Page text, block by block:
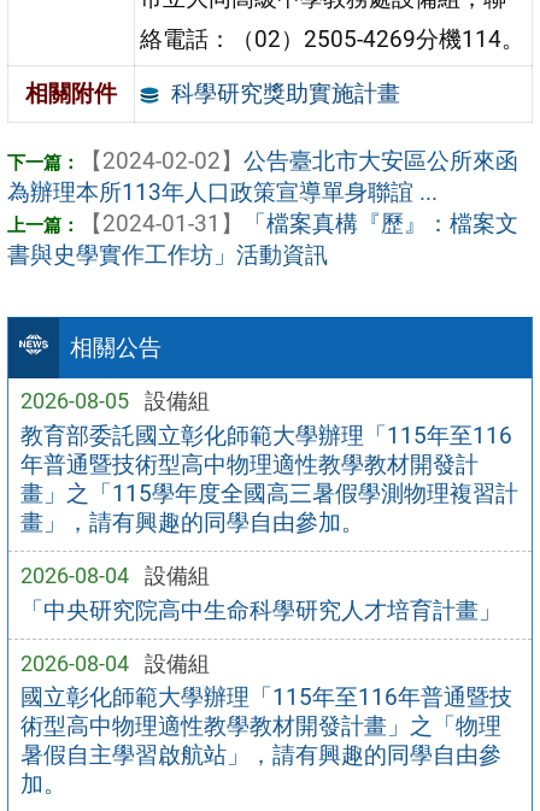
相關公告
2026-08-05 設備組
教育部委託國立彰化師範大學辦理「115年至116
年普通暨技術型高中物理適性教學教材開發計
畫」之「115學年度全國高三暑假學測物理複習計
畫」，請有興趣的同學自由參加。
2026-08-04 設備組
「中央研究院高中生命科學研究人才培育計畫」
2026-08-04 設備組
國立彰化師範大學辦理「115年至116年普通暨技
術型高中物理適性教學教材開發計畫」之「物理
暑假自主學習啟航站」，請有興趣的同學自由參
加。
絡電話：（02）2505-4269分機114。
相關附件
科學研究獎助實施計畫
【2024-02-02】 公告臺北市大安區公所來函
為辦理本所113年人口政策宣導單身聯誼 ...
【2024-01-31】
「檔案真構『歷』：檔案文
書與史學實作工作坊」活動資訊